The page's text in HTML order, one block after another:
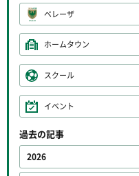
ベレーザ
ホームタウン
スクール
イベント
過去の記事
2026